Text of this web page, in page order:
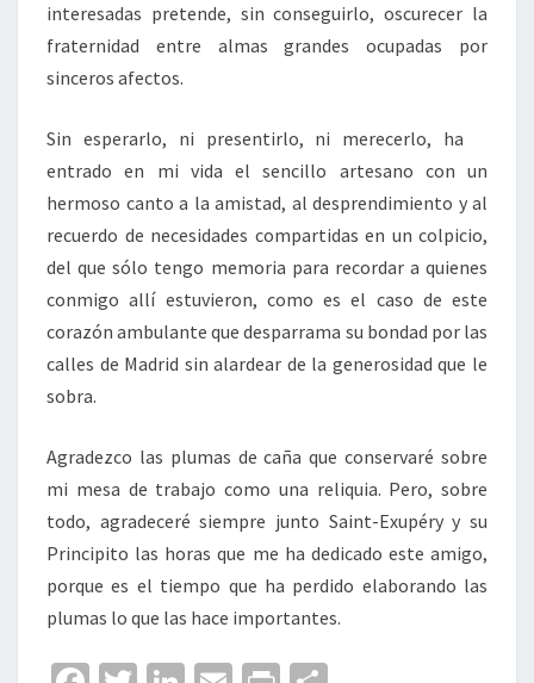
interesadas pretende, sin conseguirlo, oscurecer la
fraternidad entre almas grandes ocupadas por
sinceros afectos.
Sin esperarlo, ni presentirlo, ni merecerlo, ha
entrado en mi vida el sencillo artesano con un
hermoso canto a la amistad, al desprendimiento y al
recuerdo de necesidades compartidas en un colpicio,
del que sólo tengo memoria para recordar a quienes
conmigo allí estuvieron, como es el caso de este
corazón ambulante que desparrama su bondad por las
calles de Madrid sin alardear de la generosidad que le
sobra.
Agradezco las plumas de caña que conservaré sobre
mi mesa de trabajo como una reliquia. Pero, sobre
todo, agradeceré siempre junto Saint-Exupéry y su
Principito las horas que me ha dedicado este amigo,
porque es el tiempo que ha perdido elaborando las
plumas lo que las hace importantes.